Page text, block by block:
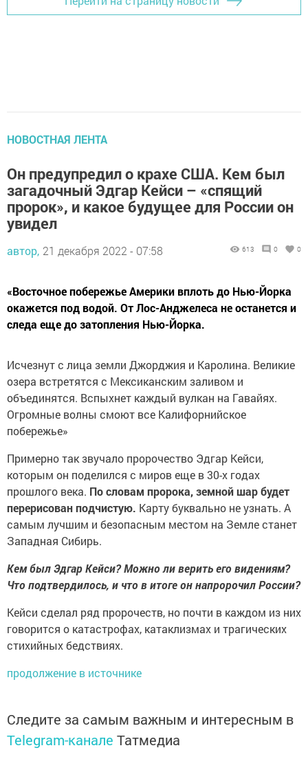
НОВОСТНАЯ ЛЕНТА
Он предупредил о крахе США. Кем был
загадочный Эдгар Кейси – «спящий
пророк», и какое будущее для России он
увидел
автор, 21 декабря 2022 - 07:58 613 0 0
«Восточное побережье Америки вплоть до Нью-Йорка
окажется под водой. От Лос-Анджелеса не останется и
следа еще до затопления Нью-Йорка.
Исчезнут с лица земли Джорджия и Каролина. Великие
озера встретятся с Мексиканским заливом и
объединятся. Вспыхнет каждый вулкан на Гавайях.
Огромные волны смоют все Калифорнийское
побережье»
Примерно так звучало пророчество Эдгар Кейси,
которым он поделился с миров еще в 30-х годах
прошлого века. По словам пророка, земной шар будет
перерисован подчистую. Карту буквально не узнать. А
самым лучшим и безопасным местом на Земле станет
Западная Сибирь.
Кем был Эдгар Кейси? Можно ли верить его видениям?
Что подтвердилось, и что в итоге он напророчил России?
Кейси сделал ряд пророчеств, но почти в каждом из них
говорится о катастрофах, катаклизмах и трагических
стихийных бедствиях.
продолжение в источнике
Следите за самым важным и интересным в
Telegram-канале Татмедиа